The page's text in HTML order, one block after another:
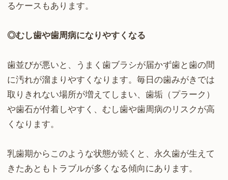
るケースもあります。
◎むし歯や歯周病になりやすくなる
歯並びが悪いと、うまく歯ブラシが届かず歯と歯の間
に汚れが溜まりやすくなります。毎日の歯みがきでは
取りきれない場所が増えてしまい、歯垢（プラーク）
や歯石が付着しやすく、むし歯や歯周病のリスクが高
くなります。
乳歯期からこのような状態が続くと、永久歯が生えて
きたあともトラブルが多くなる傾向にあります。